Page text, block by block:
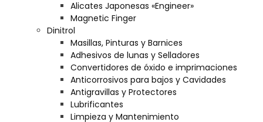
Alicates Japonesas «Engineer»
Magnetic Finger
Dinitrol
Masillas, Pinturas y Barnices
Adhesivos de lunas y Selladores
Convertidores de óxido e imprimaciones
Anticorrosivos para bajos y Cavidades
Antigravillas y Protectores
Lubrificantes
Limpieza y Mantenimiento